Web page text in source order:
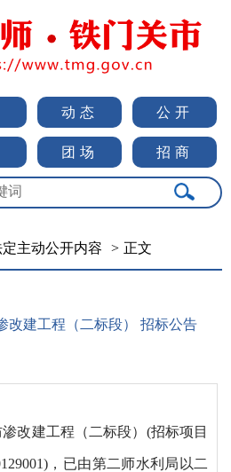
动态 公开
团场 招商
定主动公开内容 > 正文
改建工程（二标段） 招标公告
改建工程（二标段） (招标项目
，已由第二师水利局以二